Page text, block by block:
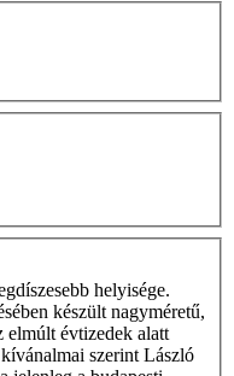
helyisége.
készült nagyméretű,
elmúlt évtizedek alatt
szerint László